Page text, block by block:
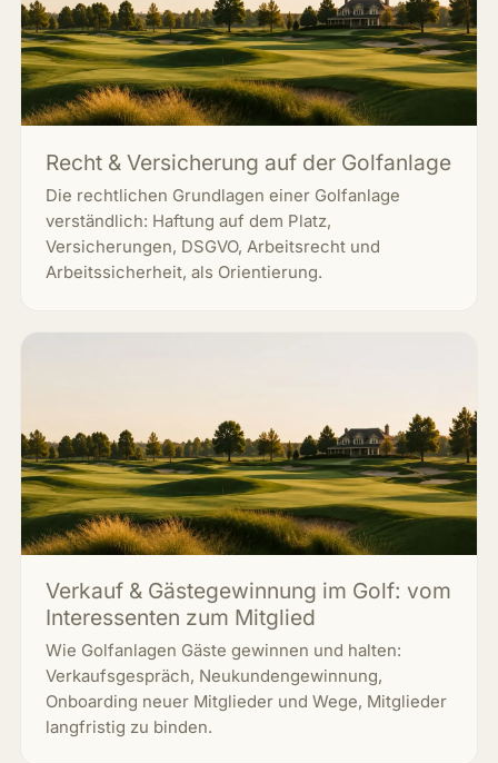
Recht & Versicherung auf der Golfanlage
Die rechtlichen Grundlagen einer Golfanlage
verständlich: Haftung auf dem Platz,
Versicherungen, DSGVO, Arbeitsrecht und
Arbeitssicherheit, als Orientierung.
Verkauf & Gästegewinnung im Golf: vom
Interessenten zum Mitglied
Wie Golfanlagen Gäste gewinnen und halten:
Verkaufsgespräch, Neukundengewinnung,
Onboarding neuer Mitglieder und Wege, Mitglieder
langfristig zu binden.